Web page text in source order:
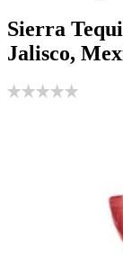
Sierra
Jalisco,